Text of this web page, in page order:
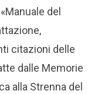
del
citazioni delle
dalle Memorie
alla Strenna del